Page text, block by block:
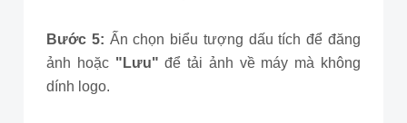
Bước 5: Ấn chọn biểu tượng dấu tích để đăng
ảnh hoặc "Lưu" để tải ảnh về máy mà không
dính logo.